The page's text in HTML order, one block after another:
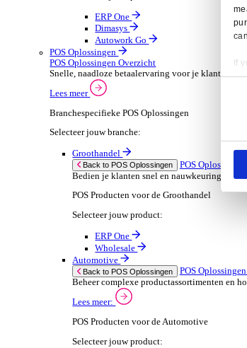
ERP One
ERP Go
Wholesale
Dimasys
AGP Trade
Verhuur
Back to ERP Oplossingen
Verhoog de bezetting en
Lees meer:
ERP Producten voor de Verhuur
Selecteer jouw product:
Onrent One
Onrent Office
Onrent Go
AGP Rent
Automotive
Back to ERP Oplossingen
Van voorraad tot verkoop en